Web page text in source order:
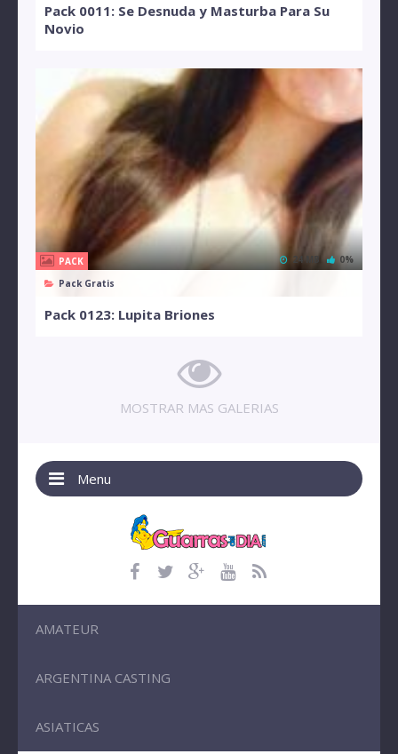
Pack 0011: Se Desnuda y Masturba Para Su
Novio
PACK
Pack Gratis
24 MB 0%
Pack 0123: Lupita Briones
MOSTRAR MAS GALERIAS
Menu
AMATEUR
ARGENTINA CASTING
ASIATICAS